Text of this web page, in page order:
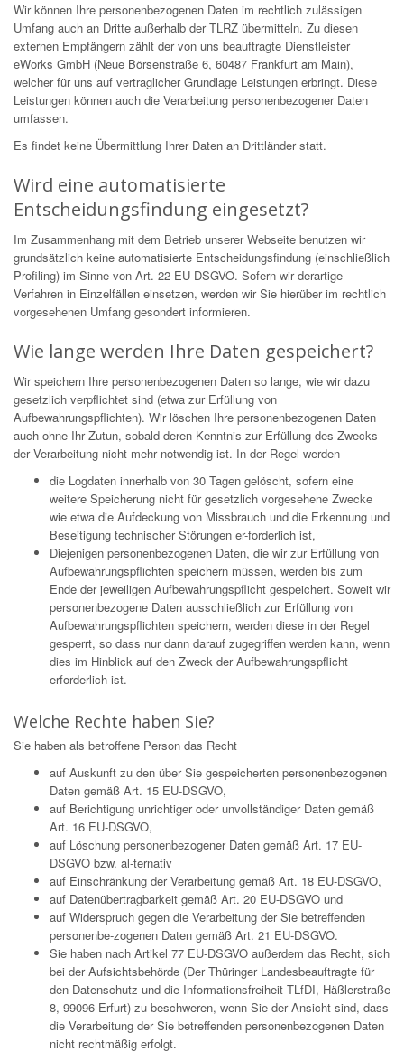
Wir können Ihre personenbezogenen Daten im rechtlich zulässigen
Umfang auch an Dritte außerhalb der TLRZ übermitteln. Zu diesen
externen Empfängern zählt der von uns beauftragte Dienstleister
eWorks GmbH (Neue Börsenstraße 6, 60487 Frankfurt am Main),
welcher für uns auf vertraglicher Grundlage Leistungen erbringt. Diese
Leistungen können auch die Verarbeitung personenbezogener Daten
umfassen.
Es findet keine Übermittlung Ihrer Daten an Drittländer statt.
Wird eine automatisierte
Entscheidungsfindung eingesetzt?
Im Zusammenhang mit dem Betrieb unserer Webseite benutzen wir
grundsätzlich keine automatisierte Entscheidungsfindung (einschließlich
Profiling) im Sinne von Art. 22 EU-DSGVO. Sofern wir derartige
Verfahren in Einzelfällen einsetzen, werden wir Sie hierüber im rechtlich
vorgesehenen Umfang gesondert informieren.
Wie lange werden Ihre Daten gespeichert?
Wir speichern Ihre personenbezogenen Daten so lange, wie wir dazu
gesetzlich verpflichtet sind (etwa zur Erfüllung von
Aufbewahrungspflichten). Wir löschen Ihre personenbezogenen Daten
auch ohne Ihr Zutun, sobald deren Kenntnis zur Erfüllung des Zwecks
der Verarbeitung nicht mehr notwendig ist. In der Regel werden
die Logdaten innerhalb von 30 Tagen gelöscht, sofern eine
weitere Speicherung nicht für gesetzlich vorgesehene Zwecke
wie etwa die Aufdeckung von Missbrauch und die Erkennung und
Beseitigung technischer Störungen er-forderlich ist,
Diejenigen personenbezogenen Daten, die wir zur Erfüllung von
Aufbewahrungspflichten speichern müssen, werden bis zum
Ende der jeweiligen Aufbewahrungspflicht gespeichert. Soweit wir
personenbezogene Daten ausschließlich zur Erfüllung von
Aufbewahrungspflichten speichern, werden diese in der Regel
gesperrt, so dass nur dann darauf zugegriffen werden kann, wenn
dies im Hinblick auf den Zweck der Aufbewahrungspflicht
erforderlich ist.
Welche Rechte haben Sie?
Sie haben als betroffene Person das Recht
auf Auskunft zu den über Sie gespeicherten personenbezogenen
Daten gemäß Art. 15 EU-DSGVO,
auf Berichtigung unrichtiger oder unvollständiger Daten gemäß
Art. 16 EU-DSGVO,
auf Löschung personenbezogener Daten gemäß Art. 17 EU-
DSGVO bzw. al-ternativ
auf Einschränkung der Verarbeitung gemäß Art. 18 EU-DSGVO,
auf Datenübertragbarkeit gemäß Art. 20 EU-DSGVO und
auf Widerspruch gegen die Verarbeitung der Sie betreffenden
personenbe-zogenen Daten gemäß Art. 21 EU-DSGVO.
Sie haben nach Artikel 77 EU-DSGVO außerdem das Recht, sich
bei der Aufsichtsbehörde (Der Thüringer Landesbeauftragte für
den Datenschutz und die Informationsfreiheit TLfDI, Häßlerstraße
8, 99096 Erfurt) zu beschweren, wenn Sie der Ansicht sind, dass
die Verarbeitung der Sie betreffenden personenbezogenen Daten
nicht rechtmäßig erfolgt.